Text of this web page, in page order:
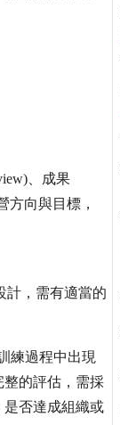
、成果
方向與目標，
計，需有適當的
練過程中出現
整的評估，需採
否達成組織或